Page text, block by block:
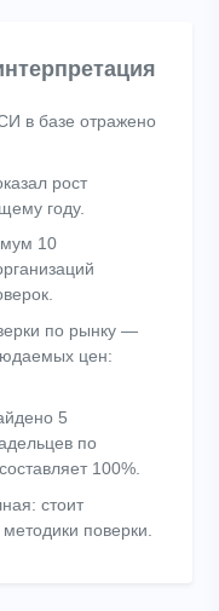
в базе отражено
рост
году.
10
по рынку —
цен:
5
по
100%.
стоит
поверки.